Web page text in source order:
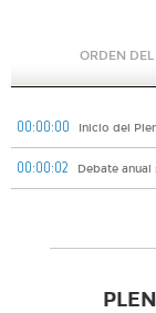
ORDEN
00:00:00 Inicio del
00:00:02 Debate